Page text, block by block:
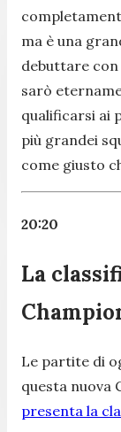
ma è una
debuttare con
sarò
qualificarsi ai
più grandei
come giusto
20:20
La
Le partite di
questa nuova
presenta la